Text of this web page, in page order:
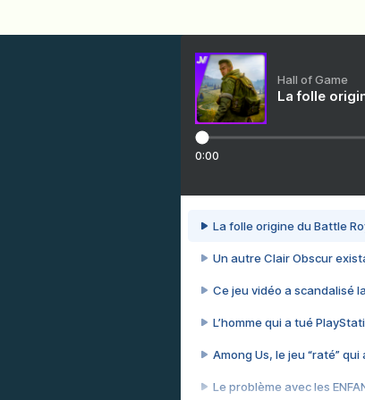
Hall of Game
La folle
0:00
La folle origine du Battle
Un autre Clair Obscur
Ce jeu vidéo a scandalisé
L’homme qui a tué
Among Us, le jeu “raté”
Le problème avec les